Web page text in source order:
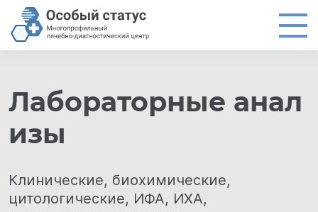
Направления
Лабораторные анал
изы
Клинические, биохимические,
цитологические, ИФА, ИХА,